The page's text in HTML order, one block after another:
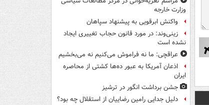
وزارت خارجه
واکنش ابرقویی به پیشنهاد سپاهان
زینی‌وند: در مورد قانون حجاب تغییری ایجاد
نشده است
عراقچی: ما نه فراموش می‌کنیم نه می‌بخشیم
اذعان آمریکا به عبور ده‌ها کشتی از محاصره
ایران
جشن برداشت انگور در ترشیز
دلیل جدایی رامین رضاییان از استقلال چه بود؟